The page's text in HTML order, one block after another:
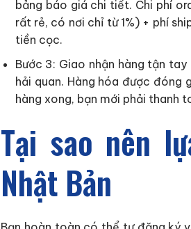
bảng báo giá chi tiết. Chi phí
rất rẻ, có nơi chỉ từ 1%) + phí
tiền cọc.
Bước 3: Giao nhận hàng tận
hải quan. Hàng hóa được đóng
hàng xong, bạn mới phải thanh
Tại sao nên
Nhật Bản